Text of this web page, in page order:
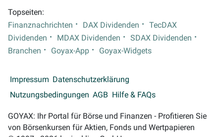
Topseiten:
Finanznachrichten
DAX Dividenden
TecDAX
Dividenden
MDAX Dividenden
SDAX Dividenden
Branchen
Goyax-App Goyax-Widgets
Impressum Datenschutzerklärung
Nutzungsbedingungen AGB Hilfe & FAQs
GOYAX: Ihr Portal für Börse und Finanzen - Profitieren Sie
von Börsenkursen für Aktien, Fonds und Wertpapieren